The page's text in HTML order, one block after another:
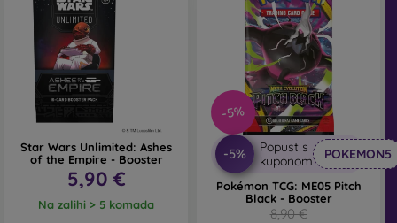
Star Wars Unlimited: Ashes
of the Empire - Booster
5,90 €
Na zalihi > 5 komada
-5%
-5%
Popust s
kuponom
POKEMON5
Pokémon TCG: ME05 Pitch
Black - Booster
8,90 €